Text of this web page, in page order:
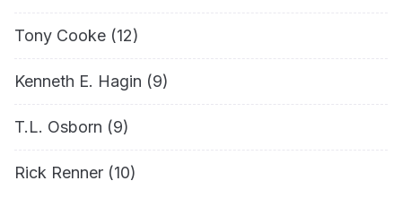
Tony Cooke (12)
Kenneth E. Hagin (9)
T.L. Osborn (9)
Rick Renner (10)